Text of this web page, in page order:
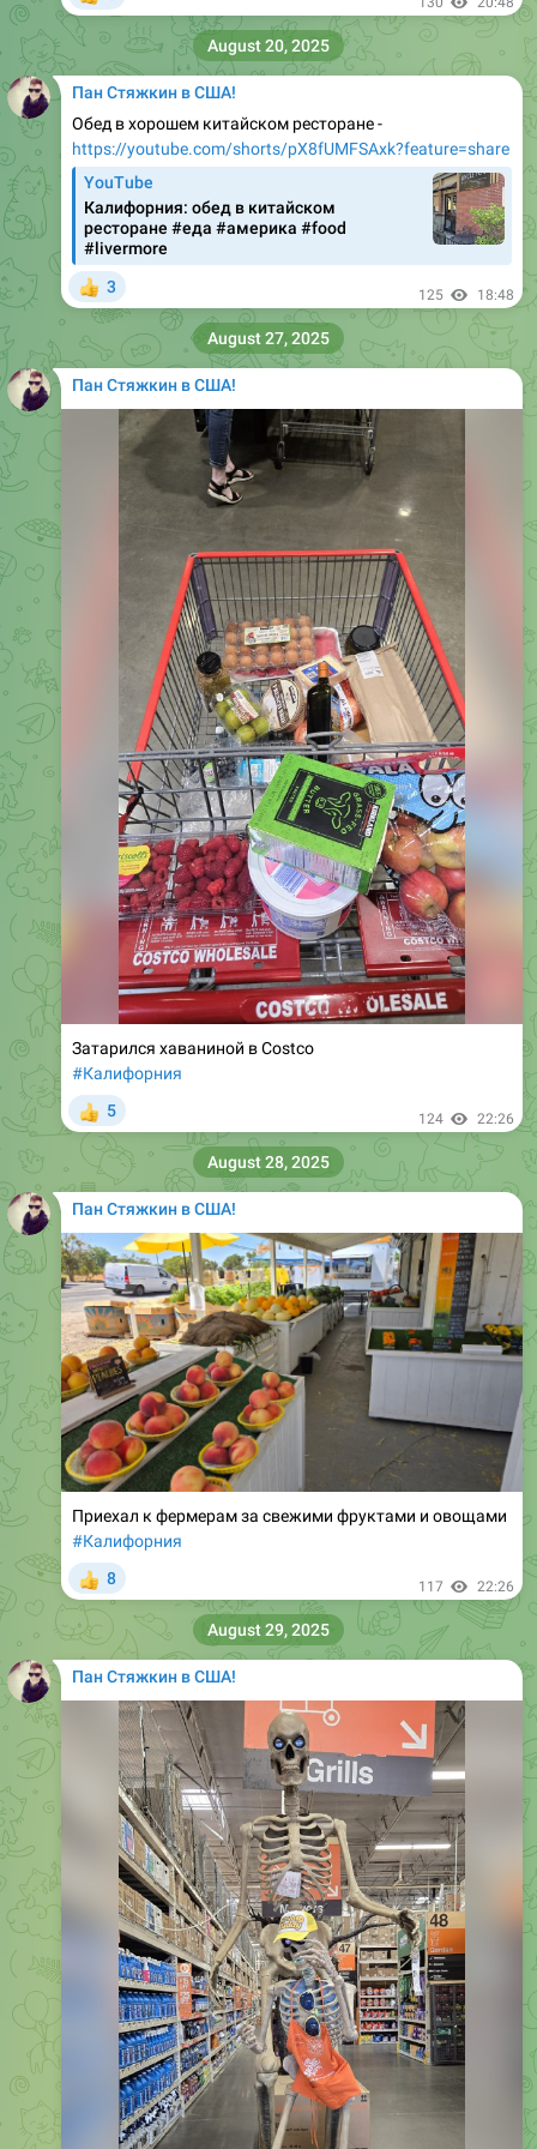
Пан Стяжкин в США!
Обед в хорошем китайском ресторане -
https://youtube.com/shorts/pX8fUMFSAxk?feature=share
YouTube
Калифорния: обед в китайском
ресторане #еда #америка #food
#livermore
3 125 18:48
August 20, 2025
Пан Стяжкин в США!
Затарился хаваниной в Costco
#Калифорния
5 124 22:26
August 27, 2025
Пан Стяжкин в США!
Приехал к фермерам за свежими фруктами и овощами
#Калифорния
8 117 22:26
August 28, 2025
Пан Стяжкин в США!
August 29, 2025